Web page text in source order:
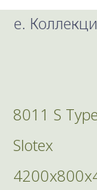
e.
8011 S
Slotex